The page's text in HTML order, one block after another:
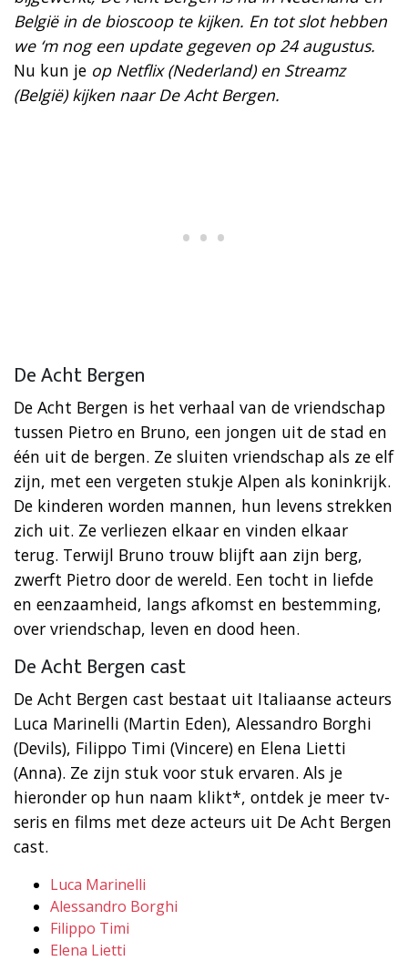
België in de bioscoop te kijken. En tot slot hebben
we ‘m nog een update gegeven op 24 augustus.
Nu kun je op Netflix (Nederland) en Streamz
(België) kijken naar De Acht Bergen.
De Acht Bergen
De Acht Bergen is het verhaal van de vriendschap
tussen Pietro en Bruno, een jongen uit de stad en
één uit de bergen. Ze sluiten vriendschap als ze elf
zijn, met een vergeten stukje Alpen als koninkrijk.
De kinderen worden mannen, hun levens strekken
zich uit. Ze verliezen elkaar en vinden elkaar
terug. Terwijl Bruno trouw blijft aan zijn berg,
zwerft Pietro door de wereld. Een tocht in liefde
en eenzaamheid, langs afkomst en bestemming,
over vriendschap, leven en dood heen.
De Acht Bergen cast
De Acht Bergen cast bestaat uit Italiaanse acteurs
Luca Marinelli (Martin Eden), Alessandro Borghi
(Devils), Filippo Timi (Vincere) en Elena Lietti
(Anna). Ze zijn stuk voor stuk ervaren. Als je
hieronder op hun naam klikt*, ontdek je meer tv-
seris en films met deze acteurs uit De Acht Bergen
cast.
Luca Marinelli
Alessandro Borghi
Filippo Timi
Elena Lietti